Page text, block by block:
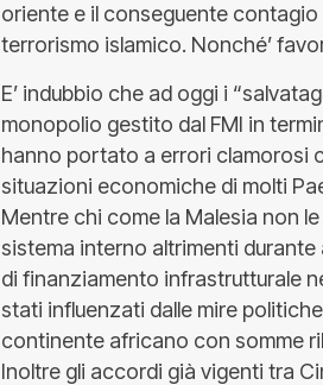
oriente e il conseguente
terrorismo islamico. Nonché’
E’ indubbio che ad oggi i
monopolio gestito dal FMI in
hanno portato a errori clamorosi
situazioni economiche di molti
Mentre chi come la Malesia non
sistema interno altrimenti
di finanziamento infrastrutturale
stati influenzati dalle mire
continente africano con somme
Inoltre gli accordi già vigenti tra